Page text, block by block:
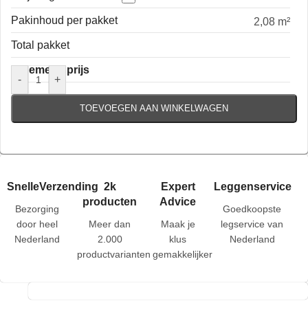
Pakinhoud per pakket
2,08 m²
Total pakket
Algemene prijs
-
+
TOEVOEGEN AAN WINKELWAGEN
SnelleVerzending
Bezorging
door heel
Nederland
2k
producten
Meer dan
2.000
productvarianten
Expert
Advice
Maak je
klus
gemakkelijker
Leggenservice
Goedkoopste
legservice van
Nederland